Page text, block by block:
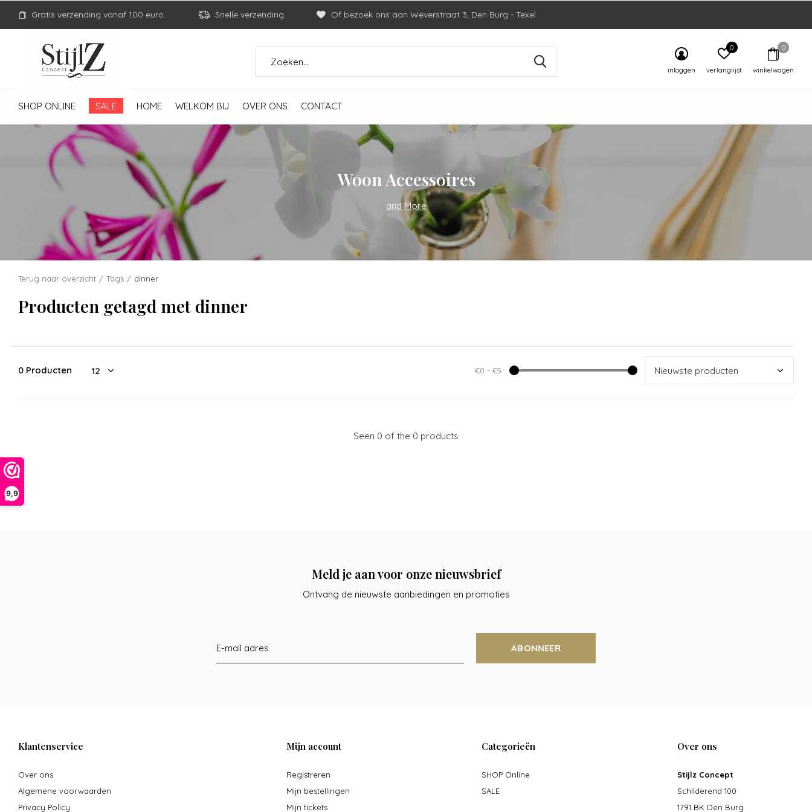
9,9
SHOP ONLINE SALE HOME WELKOM BIJ OVER ONS CONTACT
inloggen verlanglijst
0
winkelwagen
0
Gratis verzending vanaf 100 euro. Snelle verzending Of bezoek ons aan Weverstraat 3, Den Burg - Texel
Woon Accessoires
and More
Terug naar overzicht Tags dinner
Producten getagd met dinner
0 Producten €0 - €5
Seen 0 of the 0 products
Meld je aan voor onze nieuwsbrief
Ontvang de nieuwste aanbiedingen en promoties
ABONNEER
Klantenservice
Over ons
Algemene voorwaarden
Privacy Policy
Mijn account
Registreren
Mijn bestellingen
Mijn tickets
Categorieën
SHOP Online
SALE
Over ons
Stijlz Concept
Schilderend 100
1791 BK Den Burg